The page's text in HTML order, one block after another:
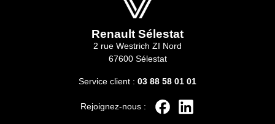
Renault Sélestat
2 rue Westrich ZI Nord
67600 Sélestat
Service client : 03 88 58 01 01
Rejoignez-nous :